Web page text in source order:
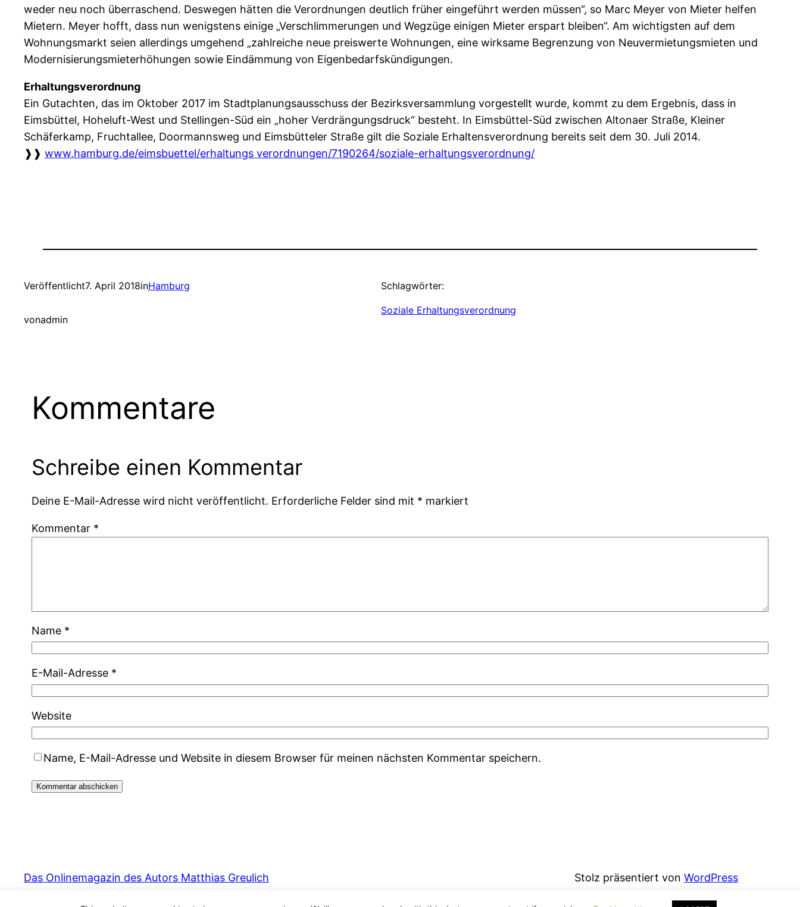
weder neu noch überraschend. Deswegen hätten die Verordnungen deutlich früher eingeführt werden müssen“, so Marc Meyer von Mieter helfen
Mietern. Meyer hofft, dass nun wenigstens einige „Verschlimmerungen und Wegzüge einigen Mieter erspart bleiben“. Am wichtigsten auf dem
Wohnungsmarkt seien allerdings umgehend „zahlreiche neue preiswerte Wohnungen, eine wirksame Begrenzung von Neuvermietungsmieten und
Modernisierungsmieterhöhungen sowie Eindämmung von Eigenbedarfskündigungen.
Erhaltungsverordnung
Ein Gutachten, das im Oktober 2017 im Stadtplanungsausschuss der Bezirksversammlung vorgestellt wurde, kommt zu dem Ergebnis, dass in
Eimsbüttel, Hoheluft-West und Stellingen-Süd ein „hoher Verdrängungsdruck“ besteht. In Eimsbüttel-Süd zwischen Altonaer Straße, Kleiner
Schäferkamp, Fruchtallee, Doormannsweg und Eimsbütteler Straße gilt die Soziale Erhaltensverordnung bereits seit dem 30. Juli 2014.
❱❱ www.hamburg.de/eimsbuettel/erhaltungs verordnungen/7190264/soziale-erhaltungsverordnung/
Veröffentlicht7. April 2018inHamburg
vonadmin
Schlagwörter:
Soziale Erhaltungsverordnung
Kommentare
Schreibe einen Kommentar
Deine E-Mail-Adresse wird nicht veröffentlicht. Erforderliche Felder sind mit * markiert
Kommentar *
Name *
E-Mail-Adresse *
Website
Name, E-Mail-Adresse und Website in diesem Browser für meinen nächsten Kommentar speichern.
Das Onlinemagazin des Autors Matthias Greulich Stolz präsentiert von WordPress